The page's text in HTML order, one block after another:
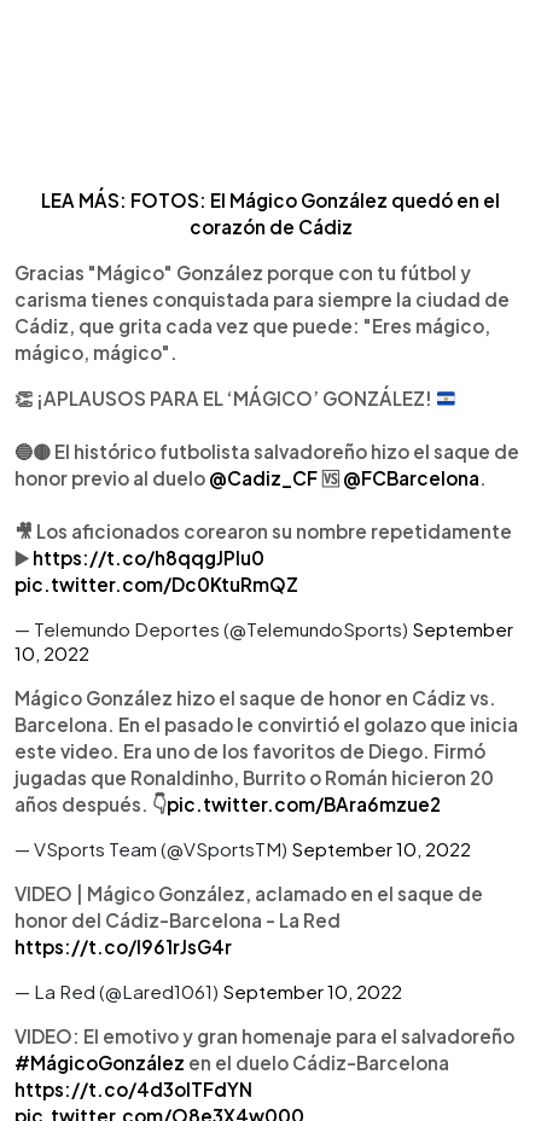
LEA MÁS: FOTOS: El Mágico González quedó en el
corazón de Cádiz
Gracias "Mágico" González porque con tu fútbol y
carisma tienes conquistada para siempre la ciudad de
Cádiz, que grita cada vez que puede: "Eres mágico,
mágico, mágico".
👏 ¡APLAUSOS PARA EL ‘MÁGICO’ GONZÁLEZ!
🔵🟡 El histórico futbolista salvadoreño hizo el saque de
honor previo al duelo @Cadiz_CF🆚 @FCBarcelona.
🎥 Los aficionados corearon su nombre repetidamente
▶️ https://t.co/h8qqgJPlu0
pic.twitter.com/Dc0KtuRmQZ
— Telemundo Deportes (@TelemundoSports) September
10, 2022
Mágico González hizo el saque de honor en Cádiz vs.
Barcelona. En el pasado le convirtió el golazo que inicia
este video. Era uno de los favoritos de Diego. Firmó
jugadas que Ronaldinho, Burrito o Román hicieron 20
años después. 👇pic.twitter.com/BAra6mzue2
— VSports Team (@VSportsTM) September 10, 2022
VIDEO | Mágico González, aclamado en el saque de
honor del Cádiz-Barcelona - La Red
https://t.co/I961rJsG4r
— La Red (@Lared1061) September 10, 2022
VIDEO: El emotivo y gran homenaje para el salvadoreño
#MágicoGonzález en el duelo Cádiz-Barcelona
https://t.co/4d3olTFdYN
pic.twitter.com/O8e3X4w000